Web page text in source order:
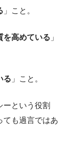
」こと。
を高めている 」
る 」こと。
ーという役割
ても過言ではあ